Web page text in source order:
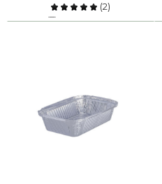
(2)
Comparar